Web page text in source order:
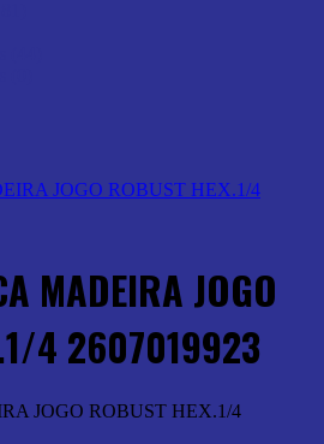
MADEIRA JOGO
4 2607019923
JOGO ROBUST HEX.1/4